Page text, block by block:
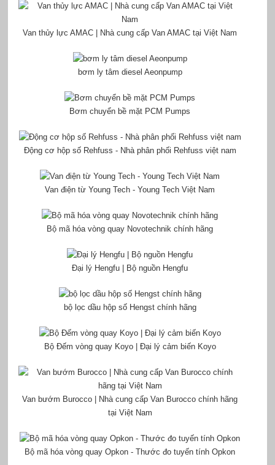
Van thủy lực AMAC | Nhà cung cấp Van AMAC tại Việt Nam
bơm ly tâm diesel Aeonpump
Bơm chuyển bề mặt PCM Pumps
Động cơ hộp số Rehfuss - Nhà phân phối Rehfuss việt nam
Van điện từ Young Tech - Young Tech Việt Nam
Bộ mã hóa vòng quay Novotechnik chính hãng
Đại lý Hengfu | Bộ nguồn Hengfu
bộ lọc dầu hộp số Hengst chính hãng
Bộ Đếm vòng quay Koyo | Đại lý cảm biến Koyo
Van bướm Burocco | Nhà cung cấp Van Burocco chính hãng
tại Việt Nam
Bộ mã hóa vòng quay Opkon - Thước đo tuyến tính Opkon